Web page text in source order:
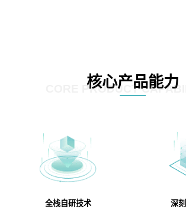
核心产品能力
CORE PRODUCT
全栈自研技术 深